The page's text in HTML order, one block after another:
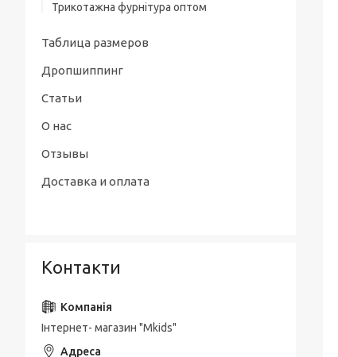
Трикотажна фурнітура оптом
Таблица размеров
Дропшиппинг
Статьи
О нас
Отзывы
Доставка и оплата
Контакти
Інтернет- магазин "Mkids"